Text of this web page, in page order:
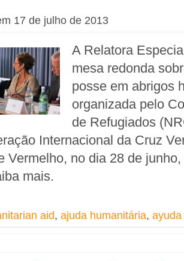
17 de julho de 2013
A Relatora
mesa redonda
posse em abrigos
organizada pelo
de Refugiados
Internacional da Cruz
Vermelho, no dia 28 de
mais.
aid, ajuda humanitária,